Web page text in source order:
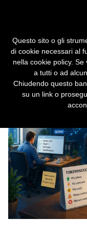
spendono
per i
Questo sito o gli
di cookie necessari al
nella cookie policy.
a tutti o ad
Chiudendo questo
su un link o